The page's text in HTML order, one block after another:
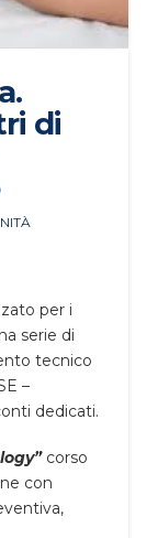
di
per i
serie di
tecnico
–
dedicati.
corso
con